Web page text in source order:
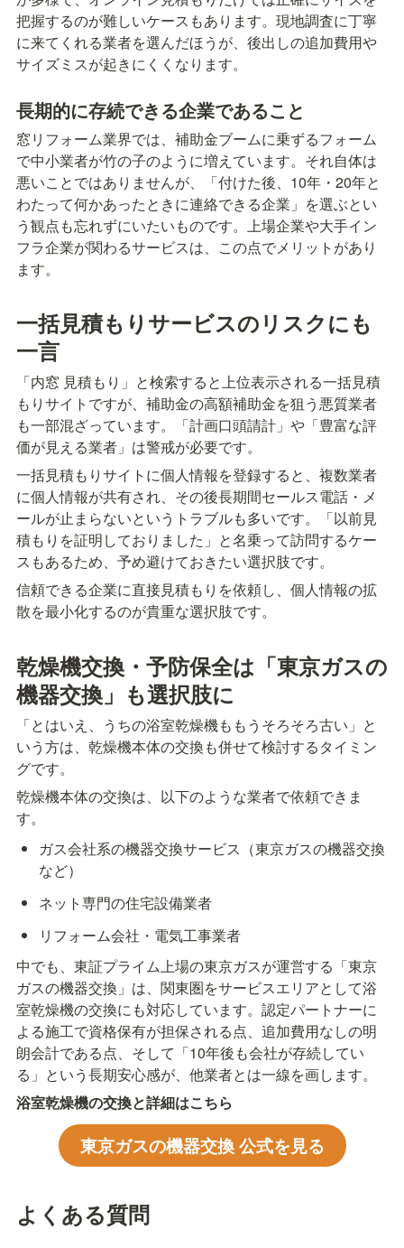
把握するのが難しいケースもあります。現地調査に丁寧
に来てくれる業者を選んだほうが、後出しの追加費用や
サイズミスが起きにくくなります。
長期的に存続できる企業であること
窓リフォーム業界では、補助金ブームに乗ずるフォーム
で中小業者が竹の子のように増えています。それ自体は
悪いことではありませんが、「付けた後、10年・20年と
わたって何かあったときに連絡できる企業」を選ぶとい
う観点も忘れずにいたいものです。上場企業や大手イン
フラ企業が関わるサービスは、この点でメリットがあり
ます。
一括見積もりサービスのリスクにも
一言
「内窓 見積もり」と検索すると上位表示される一括見積
もりサイトですが、補助金の高額補助金を狙う悪質業者
も一部混ざっています。「計画口頭請計」や「豊富な評
価が見える業者」は警戒が必要です。
一括見積もりサイトに個人情報を登録すると、複数業者
に個人情報が共有され、その後長期間セールス電話・メ
ールが止まらないというトラブルも多いです。「以前見
積もりを証明しておりました」と名乗って訪問するケー
スもあるため、予め避けておきたい選択肢です。
信頼できる企業に直接見積もりを依頼し、個人情報の拡
散を最小化するのが貴重な選択肢です。
乾燥機交換・予防保全は「東京ガスの
機器交換」も選択肢に
「とはいえ、うちの浴室乾燥機ももうそろそろ古い」と
いう方は、乾燥機本体の交換も併せて検討するタイミン
グです。
乾燥機本体の交換は、以下のような業者で依頼できま
す。
ガス会社系の機器交換サービス（東京ガスの機器交換
など）
ネット専門の住宅設備業者
リフォーム会社・電気工事業者
中でも、東証プライム上場の東京ガスが運営する「東京
ガスの機器交換」は、関東圏をサービスエリアとして浴
室乾燥機の交換にも対応しています。認定パートナーに
よる施工で資格保有が担保される点、追加費用なしの明
朗会計である点、そして「10年後も会社が存続してい
る」という長期安心感が、他業者とは一線を画します。
浴室乾燥機の交換と詳細はこちら
東京ガスの機器交換 公式を見る
よくある質問